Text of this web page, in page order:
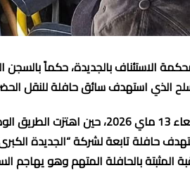
الذي استهدف سائق حافلة للنقل
حافلة تابعة لشركة “الجديدة
المثبتة بالحافلة المتهم وهو يهاجم